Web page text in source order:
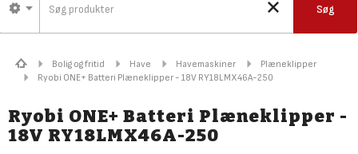
Søg
Bolig og fritid Have Havemaskiner
Plæneklipper
Ryobi ONE+ Batteri Plæneklipper - 18V RY18LMX46A-250
Ryobi ONE+ Batteri Plæneklipper -
18V RY18LMX46A-250